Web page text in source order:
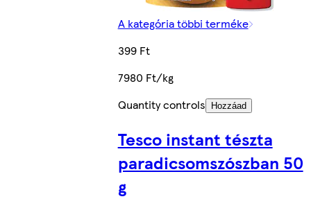
A kategória többi terméke
399 Ft
7980 Ft/kg
Quantity controls
Hozzáad
Tesco instant tészta
paradicsomszószban 50
g